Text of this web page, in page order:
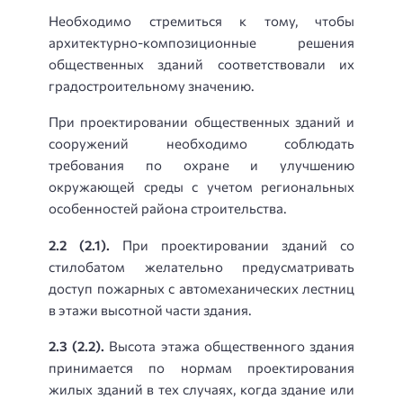
Необходимо стремиться к тому, чтобы
архитектурно-композицион­ные решения
общественных зданий соответствовали их
градостроительному значению.
При проектировании общественных зданий и
сооружений необходимо соблюдать
требования по охране и улучшению
окружающей среды с учетом региональных
особенностей района строительства.
2.2 (2.1). При проектировании зданий со
стилобатом желательно предусматривать
доступ пожарных с автомеханических лестниц
в этажи высотной части здания.
2.3 (2.2). Высота этажа общественного здания
принимается по нормам проектирования
жилых зданий в тех случаях, когда здание или